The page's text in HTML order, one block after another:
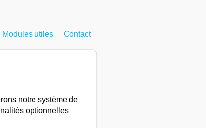
Modules utiles Contact
notre système de
optionnelles